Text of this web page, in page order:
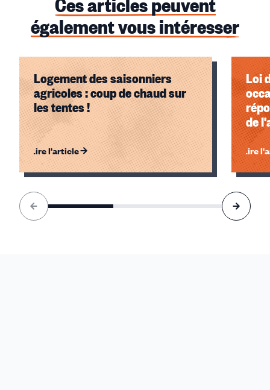
également vous intéresser
Logement des saisonniers
agricoles : coup de chaud sur
les tentes !
Lire l'article
Loi
de
Lire